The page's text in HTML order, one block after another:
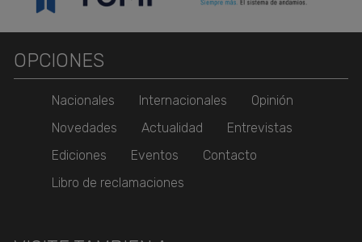
OPCIONES
Nacionales Internacionales
Opinión
Novedades
Actualidad
Entrevistas
Ediciones
Eventos
Contacto
Libro de reclamaciones